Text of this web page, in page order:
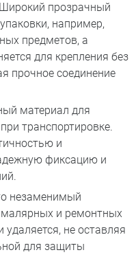
прозрачный
например,
предметов, а
для крепления без
прочное соединение
материал для
транспортировке.
и
фиксацию и
незаменимый
малярных и ремонтных
удаляется, не оставляя
для защиты